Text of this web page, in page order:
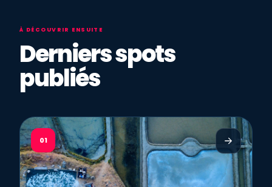
À DÉCOUVRIR ENSUITE
Derniers spots
publiés
01